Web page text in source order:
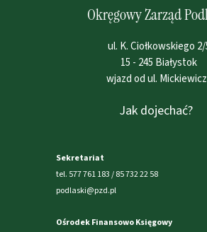
Jak dojechać?
Okręgowy Zarząd
ul. K. Ciołkowskiego
15 - 245 Białystok
wjazd od ul.
Sekretariat
tel. 577 761 183 / 85 732 22 58
podlaski@pzd.pl
Ośrodek Finansowo Księgowy